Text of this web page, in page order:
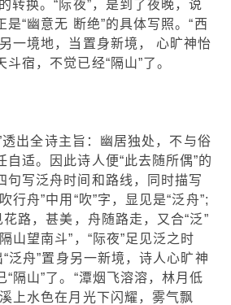
转换。“际夜”，是到了夜晚，说
是“幽意无 断绝”的具体写照。“西
一境地，当置身新境， 心旷神怡
宿，不觉已经“隔山”了。
出全诗主旨：幽居独处，不与俗
自适。因此诗人便“此去随所偶”的
句写泛舟时间和路线，同时描写
行舟”中用“吹”字，显见是“泛舟”;
花路，甚美，舟随路走，又合“泛”
山望南斗”，“际夜”足见泛之时
“泛舟”置身另一新境，诗人心旷神
隔山”了。“潭烟飞溶溶，林月低
上水色在月光下闪耀，雾气飘